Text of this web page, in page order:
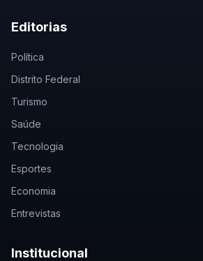
Editorias
Política
Distrito Federal
Turismo
Saúde
Tecnologia
Esportes
Economia
Entrevistas
Institucional